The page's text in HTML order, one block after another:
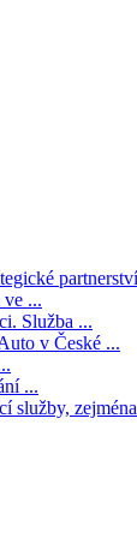
...
Služba ...
v České ...
...
služby,